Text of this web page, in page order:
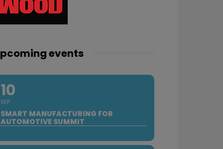
events
10
SEP
SMART MANUFACTURING FOR
AUTOMOTIVE SUMMIT